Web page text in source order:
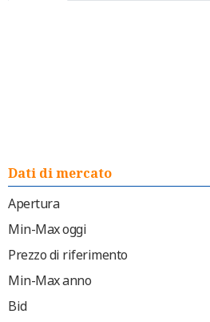
Dati di mercato
Apertura
Min-Max oggi
Prezzo di riferimento
Min-Max anno
Bid